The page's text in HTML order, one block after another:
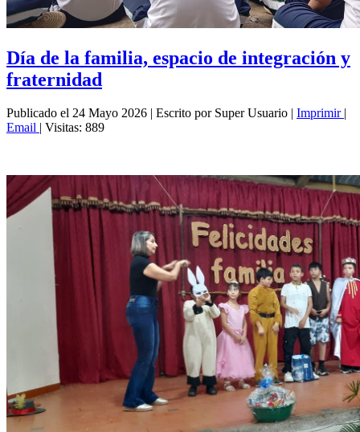
Día de la familia, espacio de integración y
fraternidad
Publicado el 24 Mayo 2026 | Escrito por Super Usuario | Imprimir |
Email | Visitas: 889